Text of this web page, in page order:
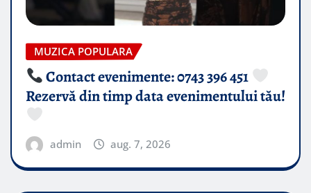
MUZICA POPULARA
Contact evenimente: 0743 396 451
Rezervă din timp data evenimentului tău!
admin aug. 7, 2026